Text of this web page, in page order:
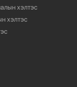
хэлтэс
хэлтэс